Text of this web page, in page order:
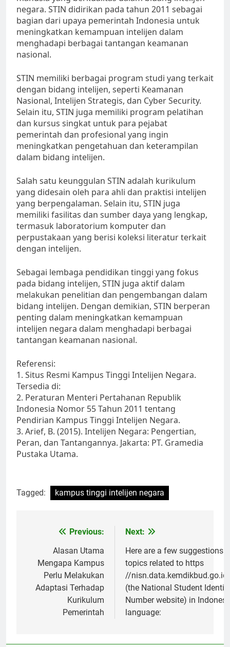
negara. STIN didirikan pada tahun 2011 sebagai
bagian dari upaya pemerintah Indonesia untuk
meningkatkan kemampuan intelijen dalam
menghadapi berbagai tantangan keamanan
nasional.
STIN memiliki berbagai program studi yang terkait
dengan bidang intelijen, seperti Keamanan
Nasional, Intelijen Strategis, dan Cyber Security.
Selain itu, STIN juga memiliki program pelatihan
dan kursus singkat untuk para pejabat
pemerintah dan profesional yang ingin
meningkatkan pengetahuan dan keterampilan
dalam bidang intelijen.
Salah satu keunggulan STIN adalah kurikulum
yang didesain oleh para ahli dan praktisi intelijen
yang berpengalaman. Selain itu, STIN juga
memiliki fasilitas dan sumber daya yang lengkap,
termasuk laboratorium komputer dan
perpustakaan yang berisi koleksi literatur terkait
dengan intelijen.
Sebagai lembaga pendidikan tinggi yang fokus
pada bidang intelijen, STIN juga aktif dalam
melakukan penelitian dan pengembangan dalam
bidang intelijen. Dengan demikian, STIN berperan
penting dalam meningkatkan kemampuan
intelijen negara dalam menghadapi berbagai
tantangan keamanan nasional.
Referensi:
1. Situs Resmi Kampus Tinggi Intelijen Negara.
Tersedia di:
2. Peraturan Menteri Pertahanan Republik
Indonesia Nomor 55 Tahun 2011 tentang
Pendirian Kampus Tinggi Intelijen Negara.
3. Arief, B. (2015). Intelijen Negara: Pengertian,
Peran, dan Tantangannya. Jakarta: PT. Gramedia
Pustaka Utama.
Tagged: kampus tinggi intelijen negara
navigation
Previous:
Alasan Utama
Mengapa Kampus
Perlu Melakukan
Adaptasi Terhadap
Kurikulum
Pemerintah
Next:
Here are a few suggestions
topics related to https
//
(the National Student
Number website) in
language: